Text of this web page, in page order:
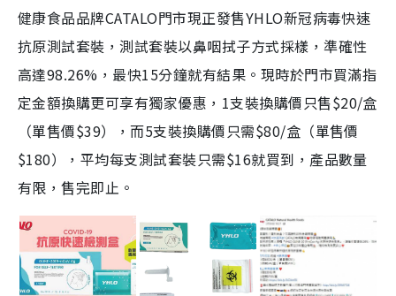
健康食品品牌CATALO門市現正發售YHLO新冠病毒快速
抗原測試套裝，測試套裝以鼻咽拭子方式採樣，準確性
高達98.26%，最快15分鐘就有結果。現時於門市買滿指
定金額換購更可享有獨家優惠，1支裝換購價只售$20/盒
（單售價$39），而5支裝換購價只需$80/盒（單售價
$180），平均每支測試套裝只需$16就買到，產品數量
有限，售完即止。